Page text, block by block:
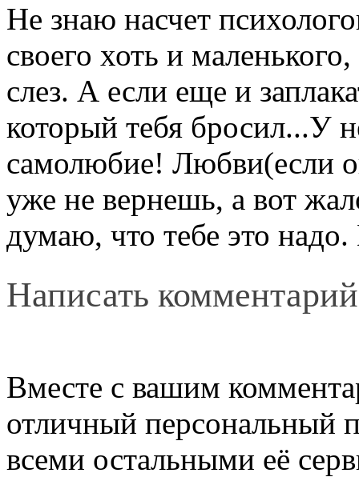
Не знаю насчет
своего хоть и
слез. А если еще и
который тебя бросил...У
самолюбие! Любви(если
уже не вернешь, а вот
думаю, что тебе это
Написать комментарий
Вместе с вашим
отличный персональный
всеми остальными её